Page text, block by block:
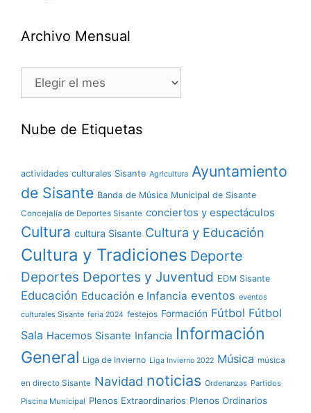
Archivo Mensual
Nube de Etiquetas
actividades culturales Sisante Agricultura Ayuntamiento
de Sisante Banda de Música Municipal de Sisante
Concejalía de Deportes Sisante conciertos y espectáculos
Cultura cultura Sisante Cultura y Educación
Cultura y Tradiciones Deporte
Deportes Deportes y Juventud EDM Sisante
Educación Educación e Infancia eventos eventos
culturales Sisante feria 2024 festejos Formación Fútbol Fútbol
Sala Hacemos Sisante Infancia Información
General Liga de Invierno Liga Invierno 2022 Música música
en directo Sisante Navidad noticias Ordenanzas Partidos
Piscina Municipal Plenos Extraordinarios Plenos Ordinarios